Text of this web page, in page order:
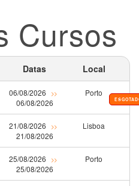
Cursos
Datas Local
06/08/2026 >>
06/08/2026
Porto
21/08/2026 >>
21/08/2026
Lisboa
25/08/2026 >>
25/08/2026
Porto